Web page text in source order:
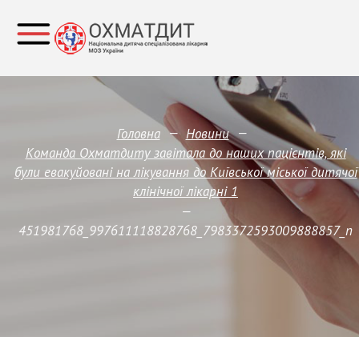
Головна — Новини —
Команда Охматдиту завітала до наших пацієнтів, які
були евакуйовані на лікування до Київської міської дитячої
клінічної лікарні 1
—
451981768_997611118828768_7983372593009888857_n